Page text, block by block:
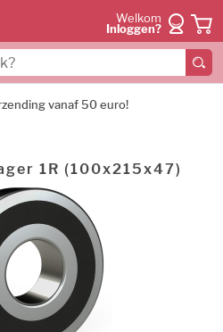
Welkom
Inloggen?
vanaf 50 euro!
1R (100x215x47)